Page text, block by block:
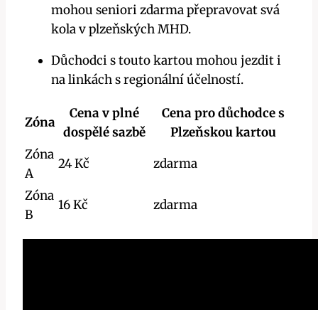
mohou seniori zdarma přepravovat svá
kola v plzeňských MHD.
Důchodci s touto kartou mohou jezdit i
na linkách s regionální účelností.
Zóna
Cena v plné
dospělé sazbě
Cena pro důchodce s
Plzeňskou kartou
Zóna
A
24 Kč zdarma
Zóna
B
16 Kč zdarma